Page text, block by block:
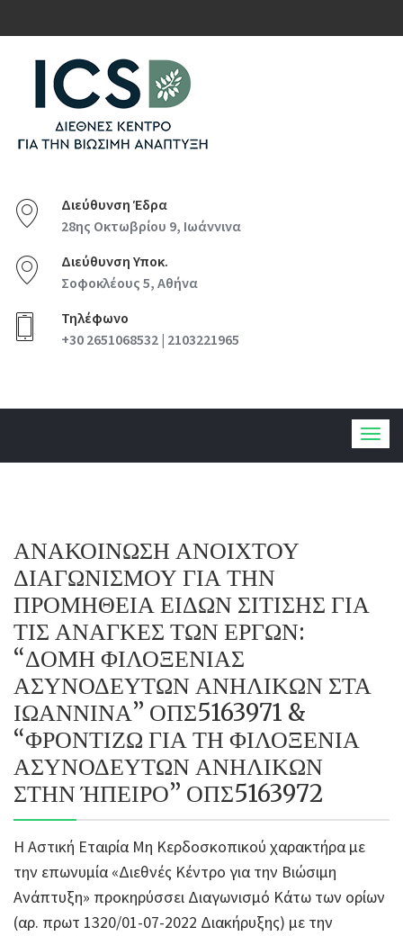
Διεύθυνση Έδρα
28ης Οκτωβρίου 9, Ιωάννινα
Διεύθυνση Υποκ.
Σοφοκλέους 5, Αθήνα
Τηλέφωνο
+30 2651068532 | 2103221965
ΑΝΑΚΟΙΝΩΣΗ ΑΝΟΙΧΤΟΥ
ΔΙΑΓΩΝΙΣΜΟΥ ΓΙΑ ΤΗΝ
ΠΡΟΜΗΘΕΙΑ ΕΙΔΩΝ ΣΙΤΙΣΗΣ ΓΙΑ
ΤΙΣ ΑΝΑΓΚΕΣ ΤΩΝ ΕΡΓΩΝ:
“ΔΟΜΗ ΦΙΛΟΞΕΝΙΑΣ
ΑΣΥΝΟΔΕΥΤΩΝ ΑΝΗΛΙΚΩΝ ΣΤΑ
ΙΩΑΝΝΙΝΑ” ΟΠΣ5163971 &
“ΦΡΟΝΤΙΖΩ ΓΙΑ ΤΗ ΦΙΛΟΞΕΝΙΑ
ΑΣΥΝΟΔΕΥΤΩΝ ΑΝΗΛΙΚΩΝ
ΣΤΗΝ ΉΠΕΙΡΟ” ΟΠΣ5163972
Η Αστική Εταιρία Μη Κερδοσκοπικού χαρακτήρα με
την επωνυμία «Διεθνές Κέντρο για την Βιώσιμη
Ανάπτυξη» προκηρύσσει Διαγωνισμό Κάτω των ορίων
(αρ. πρωτ 1320/01-07-2022 Διακήρυξης) με την